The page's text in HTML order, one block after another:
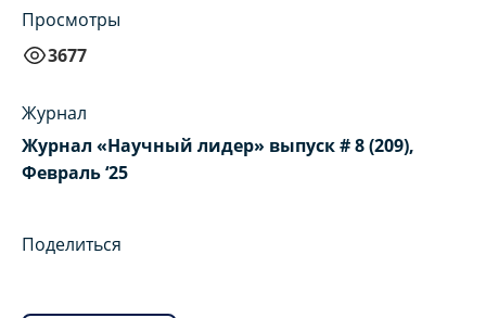
Просмотры
3677
Журнал
Журнал «Научный лидер» выпуск # 8 (209),
Февраль ‘25
Поделиться